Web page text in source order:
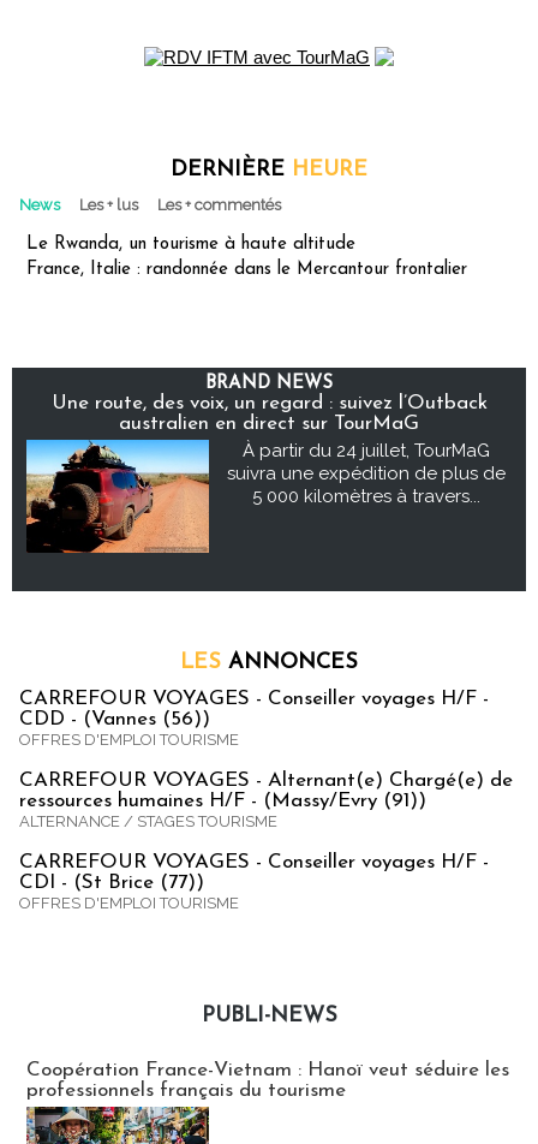
DERNIÈRE HEURE
News Les + lus Les + commentés
Le Rwanda, un tourisme à haute altitude
France, Italie : randonnée dans le Mercantour frontalier
BRAND NEWS
Une route, des voix, un regard : suivez l’Outback
australien en direct sur TourMaG
À partir du 24 juillet, TourMaG
suivra une expédition de plus de
5 000 kilomètres à travers...
LES ANNONCES
CARREFOUR VOYAGES - Conseiller voyages H/F -
CDD - (Vannes (56))
OFFRES D'EMPLOI TOURISME
CARREFOUR VOYAGES - Alternant(e) Chargé(e) de
ressources humaines H/F - (Massy/Evry (91))
ALTERNANCE / STAGES TOURISME
CARREFOUR VOYAGES - Conseiller voyages H/F -
CDI - (St Brice (77))
OFFRES D'EMPLOI TOURISME
PUBLI-NEWS
Coopération France-Vietnam : Hanoï veut séduire les
professionnels français du tourisme